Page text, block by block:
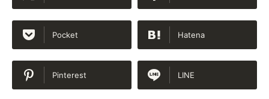
Pocket Hatena
Pinterest LINE